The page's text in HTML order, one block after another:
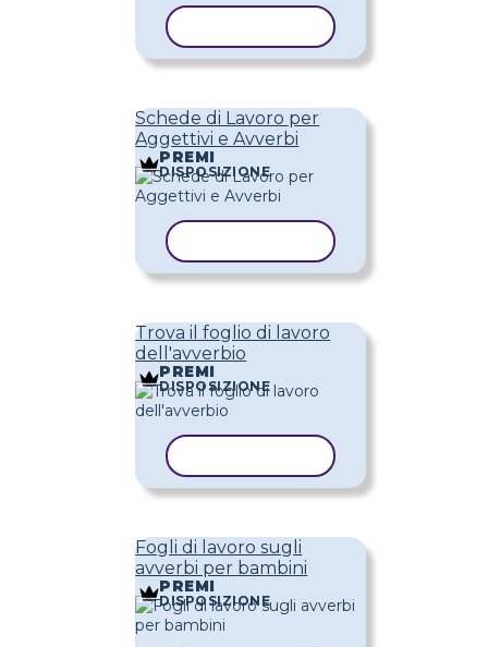
Schede di Lavoro per
Aggettivi e Avverbi
PREMI
DISPOSIZIONE
Trova il foglio di lavoro
dell'avverbio
PREMI
DISPOSIZIONE
Fogli di lavoro sugli
avverbi per bambini
PREMI
DISPOSIZIONE